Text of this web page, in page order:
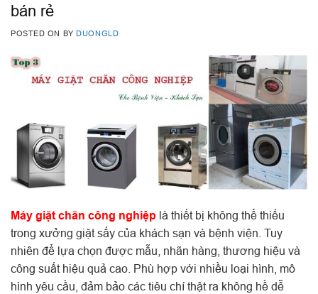
bán rẻ
POSTED ON BYDUONGLD
Máy giặt chăn công nghiệp là thiết bị không thể thiếu
trong xưởng giặt sấy của khách sạn và bệnh viện. Tuy
nhiên để lựa chọn được mẫu, nhãn hàng, thương hiệu và
công suất hiệu quả cao. Phù hợp với nhiều loại hình, mô
hình yêu cầu, đảm bảo các tiêu chí thật ra không hề dễ